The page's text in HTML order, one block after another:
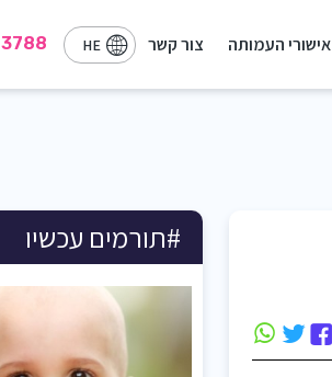
אישורי העמותה צור קשר HE
3788
#תורמים עכשיו